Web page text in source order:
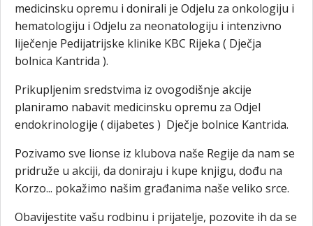
medicinsku opremu i donirali je Odjelu za onkologiju i
hematologiju i Odjelu za neonatologiju i intenzivno
liječenje Pedijatrijske klinike KBC Rijeka ( Dječja
bolnica Kantrida ).
Prikupljenim sredstvima iz ovogodišnje akcije
planiramo nabavit medicinsku opremu za Odjel
endokrinologije ( dijabetes ) Dječje bolnice Kantrida.
Pozivamo sve lionse iz klubova naše Regije da nam se
pridruže u akciji, da doniraju i kupe knjigu, dođu na
Korzo... pokažimo našim građanima naše veliko srce.
Obavijestite vašu rodbinu i prijatelje, pozovite ih da se